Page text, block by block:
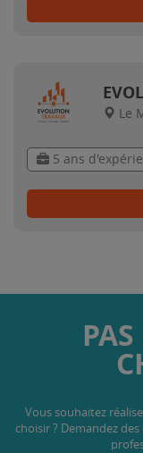
Le
5 ans
Vous souhaitez
choisir ? Demandez